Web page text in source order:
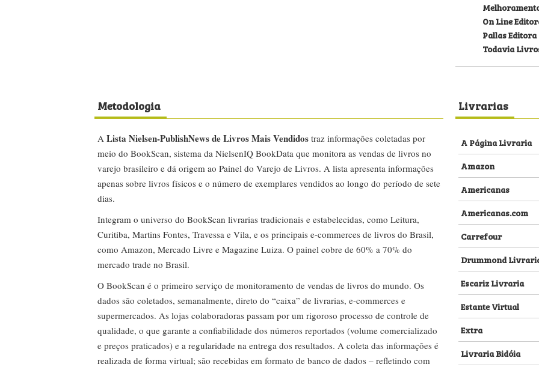
On Line
Pallas Editora
Todavia
Metodologia
A Lista Nielsen-PublishNews de Livros Mais Vendidos traz informações coletadas por
meio do BookScan, sistema da NielsenIQ BookData que monitora as vendas de livros no
varejo brasileiro e dá origem ao Painel do Varejo de Livros. A lista apresenta informações
apenas sobre livros físicos e o número de exemplares vendidos ao longo do período de sete
dias.
Integram o universo do BookScan livrarias tradicionais e estabelecidas, como Leitura,
Curitiba, Martins Fontes, Travessa e Vila, e os principais e-commerces de livros do Brasil,
como Amazon, Mercado Livre e Magazine Luiza. O painel cobre de 60% a 70% do
mercado trade no Brasil.
O BookScan é o primeiro serviço de monitoramento de vendas de livros do mundo. Os
dados são coletados, semanalmente, direto do “caixa” de livrarias, e-commerces e
supermercados. As lojas colaboradoras passam por um rigoroso processo de controle de
qualidade, o que garante a confiabilidade dos números reportados (volume comercializado
e preços praticados) e a regularidade na entrega dos resultados. A coleta das informações é
realizada de forma virtual; são recebidas em formato de banco de dados – refletindo com
Livrarias
A Página Livraria
Amazon
Americanas
Americanas.com
Carrefour
Drummond
Escariz Livraria
Estante Virtual
Extra
Livraria Bidóia